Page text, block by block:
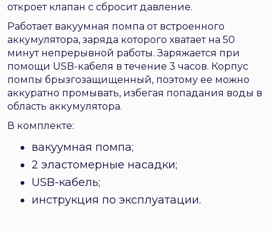
откроет клапан с сбросит давление.
Работает вакуумная помпа от встроенного
аккумулятора, заряда которого хватает на 50
минут непрерывной работы. Заряжается при
помощи USB-кабеля в течение 3 часов. Корпус
помпы брызгозащищенный, поэтому ее можно
аккуратно промывать, избегая попадания воды в
область аккумулятора.
В комплекте:
вакуумная помпа;
2 эластомерные насадки;
USB-кабель;
инструкция по эксплуатации.